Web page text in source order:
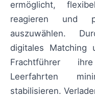
ermöglicht,
reagieren und
auszuwählen.
digitales Matching
Frachtführer
Leerfahrten
stabilisieren.